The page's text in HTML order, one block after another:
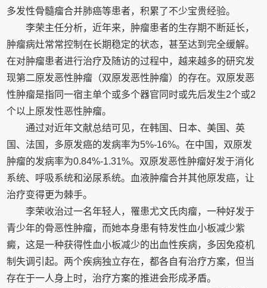
多发性骨髓瘤合并肺癌等患者，积累了不少宝贵经验。
李荣主任分析，近年来，肿瘤患者的生存期不断延长，
肿瘤病灶常常控制在长期稳定的状态，甚至达到完全缓解。
在对肿瘤患者进行治疗及随访的过程中，越来越多的研究发
现第二原发恶性肿瘤（双原发恶性肿瘤）的存在。双原发恶
性肿瘤是指同一宿主单个或多个器官同时或先后发生2个或2
个以上原发性恶性肿瘤。
通过对近年文献总结可见，在韩国、日本、美国、英
国、法国，多原发癌的发病率为5%-16%。在中国，双原发
肿瘤的发病率为0.84%-1.31%。双原发恶性肿瘤好发于消化
系统、呼吸系统和泌尿系统。血液肿瘤合并其他原发癌，让
治疗变得更为棘手。
李荣收治过一名年轻人，罹患尤文氏肉瘤，一种好发于
青少年的骨恶性肿瘤，而她本身患有特发性血小板减少紫
癜，这是一种获得性血小板减少的出血性疾病，多因免疫机
制失调引起。两个疾病独立存在，都各自有治疗方案，但当
存在于一人身上时，治疗方案的推进会形成矛盾。